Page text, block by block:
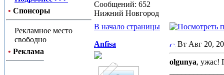
• Спонсоры
Рекламное место
свободно
• Реклама
Сообщений: 652
Нижний Новгород
В начало страницы
Anfisa Вт Авг 20,
olgunya, ужас!